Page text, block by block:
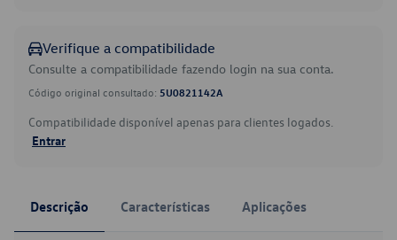
Verifique a compatibilidade
Consulte a compatibilidade fazendo login na sua conta.
Código original consultado: 5U0821142A
Compatibilidade disponível apenas para clientes logados.
Entrar
Descrição Características Aplicações